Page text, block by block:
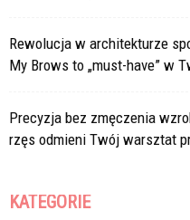
Rewolucja w architekturze
My Brows to „must-have” w
Precyzja bez zmęczenia
rzęs odmieni Twój warsztat
KATEGORIE